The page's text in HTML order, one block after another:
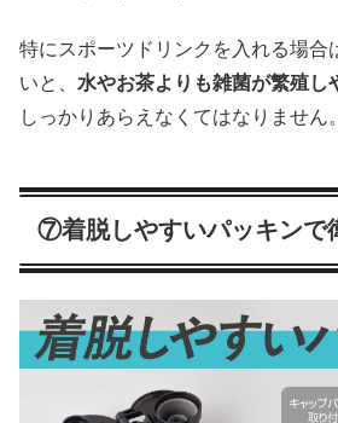
特にスポーツドリンクを入れる場合
いと、 水やお茶よりも雑菌が繁殖し
しっかりあらえなくてはなりません。
⑦着脱しやすいパッキンで